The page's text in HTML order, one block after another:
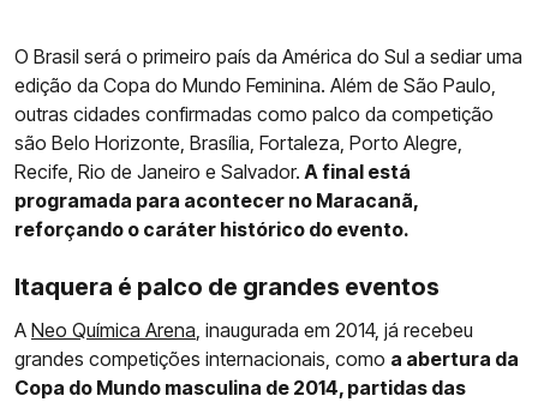
O Brasil será o primeiro país da América do Sul a sediar uma
edição da Copa do Mundo Feminina. Além de São Paulo,
outras cidades confirmadas como palco da competição
são Belo Horizonte, Brasília, Fortaleza, Porto Alegre,
Recife, Rio de Janeiro e Salvador. A final está
programada para acontecer no Maracanã,
reforçando o caráter histórico do evento.
Itaquera é palco de grandes eventos
A Neo Química Arena , inaugurada em 2014, já recebeu
grandes competições internacionais, como a abertura da
Copa do Mundo masculina de 2014, partidas das